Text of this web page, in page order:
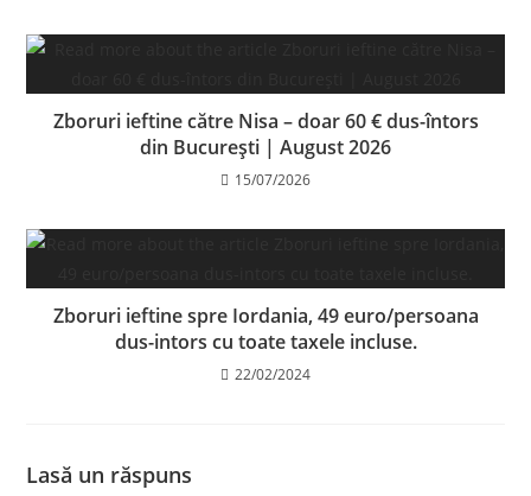
Zboruri ieftine către Nisa – doar 60 € dus-întors
din București | August 2026
15/07/2026
Zboruri ieftine spre Iordania, 49 euro/persoana
dus-intors cu toate taxele incluse.
22/02/2024
Lasă un răspuns